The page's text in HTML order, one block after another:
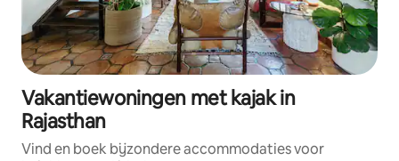
Vakantiewoningen met kajak in
Rajasthan
Vind en boek bijzondere accommodaties voor